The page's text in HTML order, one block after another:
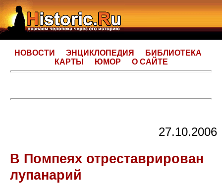
НОВОСТИ ЭНЦИКЛОПЕДИЯ
БИБЛИОТЕКА
КАРТЫ
ЮМОР О САЙТЕ
27.10.2006
В Помпеях отреставрирован
лупанарий